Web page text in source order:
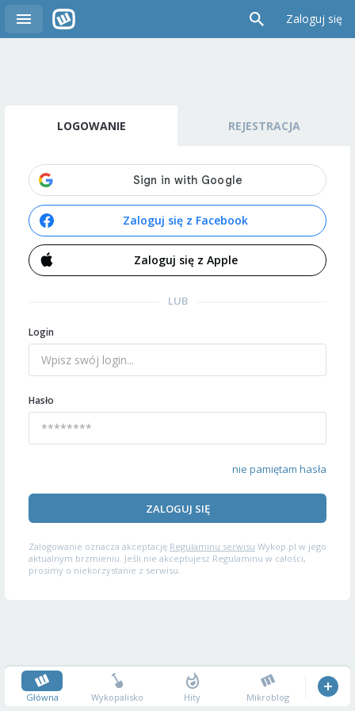
Zaloguj się
LOGOWANIE REJESTRACJA
Zaloguj się z Facebook
Zaloguj się z Apple
LUB
Login
Hasło
nie pamiętam hasła
ZALOGUJ SIĘ
Zalogowanie oznacza akceptację Regulaminu serwisu Wykop.pl w jego
aktualnym brzmieniu. Jeśli nie akceptujesz Regulaminu w całości,
prosimy o niekorzystanie z serwisu.
Główna Wykopalisko Hity Mikroblog